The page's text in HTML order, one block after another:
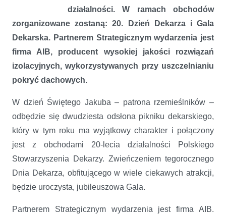
działalności. W ramach obchodów
zorganizowane zostaną: 20. Dzień Dekarza i Gala
Dekarska. Partnerem Strategicznym wydarzenia jest
firma AIB, producent wysokiej jakości rozwiązań
izolacyjnych, wykorzystywanych przy uszczelnianiu
pokryć dachowych.
W dzień Świętego Jakuba – patrona rzemieślników –
odbędzie się dwudziesta odsłona pikniku dekarskiego,
który w tym roku ma wyjątkowy charakter i połączony
jest z obchodami 20-lecia działalności Polskiego
Stowarzyszenia Dekarzy. Zwieńczeniem tegorocznego
Dnia Dekarza, obfitującego w wiele ciekawych atrakcji,
będzie uroczysta, jubileuszowa Gala.
Partnerem Strategicznym wydarzenia jest firma AIB.